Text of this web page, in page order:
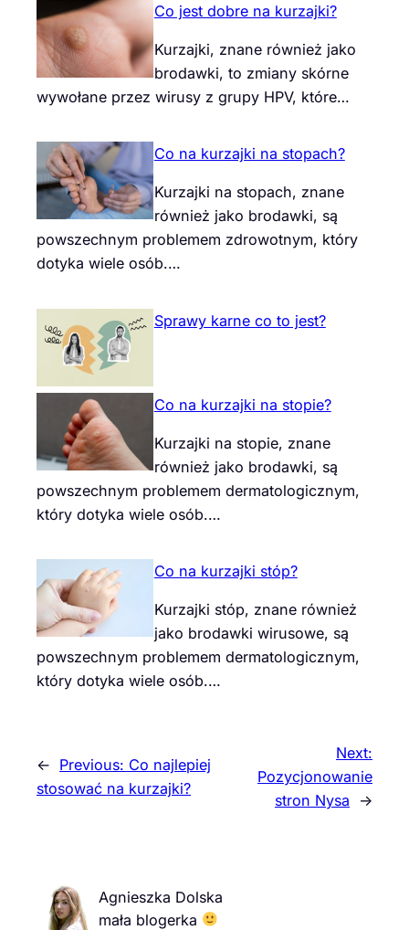
Co jest dobre na kurzajki?
Kurzajki, znane również jako
brodawki, to zmiany skórne
wywołane przez wirusy z grupy HPV, które…
Co na kurzajki na stopach?
Kurzajki na stopach, znane
również jako brodawki, są
powszechnym problemem zdrowotnym, który
dotyka wiele osób.…
Sprawy karne co to jest?
Co na kurzajki na stopie?
Kurzajki na stopie, znane
również jako brodawki, są
powszechnym problemem dermatologicznym,
który dotyka wiele osób.…
Co na kurzajki stóp?
Kurzajki stóp, znane również
jako brodawki wirusowe, są
powszechnym problemem dermatologicznym,
który dotyka wiele osób.…
← Previous: Co najlepiej
stosować na kurzajki?
Next:
Pozycjonowanie
stron Nysa
→
Agnieszka Dolska
mała blogerka